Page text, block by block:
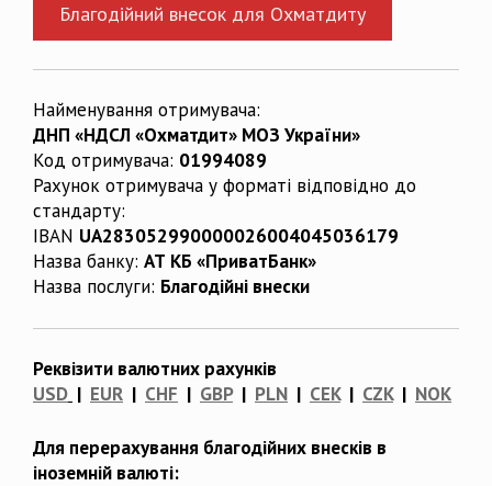
Благодійний внесок для Охматдиту
Найменування отримувача:
ДНП «НДСЛ «Охматдит» МОЗ України»
Код отримувача: 01994089
Рахунок отримувача у форматі відповідно до
стандарту:
IBAN UA283052990000026004045036179
Назва банку: АТ КБ «ПриватБанк»
Назва послуги: Благодійні внески
Реквізити валютних рахунків
USD | EUR | CHF | GBP| PLN | CEK| CZK| NOK
Для перерахування благодійних внесків в
іноземній валюті: